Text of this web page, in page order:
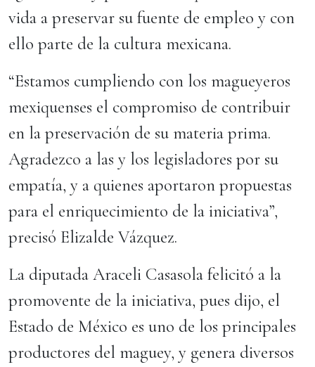
vida a preservar su fuente de empleo y con
ello parte de la cultura mexicana.
“Estamos cumpliendo con los magueyeros
mexiquenses el compromiso de contribuir
en la preservación de su materia prima.
Agradezco a las y los legisladores por su
empatía, y a quienes aportaron propuestas
para el enriquecimiento de la iniciativa”,
precisó Elizalde Vázquez.
La diputada Araceli Casasola felicitó a la
promovente de la iniciativa, pues dijo, el
Estado de México es uno de los principales
productores del maguey, y genera diversos